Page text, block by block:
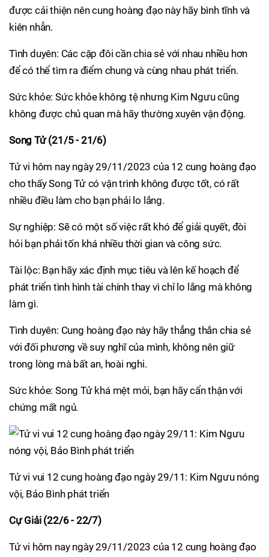
được cải thiện nên cung hoàng đạo này hãy bình tĩnh và
kiên nhẫn.
Tình duyên: Các cặp đôi cần chia sẻ với nhau nhiều hơn
để có thể tìm ra điểm chung và cùng nhau phát triển.
Sức khỏe: Sức khỏe không tệ nhưng Kim Ngưu cũng
không được chủ quan mà hãy thường xuyên vận động.
Song Tử (21/5 - 21/6)
Tử vi hôm nay ngày 29/11/2023 của 12 cung hoàng đạo
cho thấy Song Tử có vận trình không được tốt, có rất
nhiều điều làm cho bạn phải lo lắng.
Sự nghiệp: Sẽ có một số việc rất khó để giải quyết, đòi
hỏi bạn phải tốn khá nhiều thời gian và công sức.
Tài lộc: Bạn hãy xác định mục tiêu và lên kế hoạch để
phát triển tình hình tài chính thay vì chỉ lo lắng mà không
làm gì.
Tình duyên: Cung hoàng đạo này hãy thẳng thắn chia sẻ
với đối phương về suy nghĩ của mình, không nên giữ
trong lòng mà bất an, hoài nghi.
Sức khỏe: Song Tử khá mệt mỏi, bạn hãy cẩn thận với
chứng mất ngủ.
Tử vi vui 12 cung hoàng đạo ngày 29/11: Kim Ngưu nóng
vội, Bảo Bình phát triển
Cự Giải (22/6 - 22/7)
Tử vi hôm nay ngày 29/11/2023 của 12 cung hoàng đạo